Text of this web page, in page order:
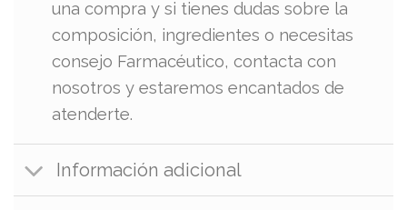
una compra y si tienes dudas sobre la
composición, ingredientes o necesitas
consejo Farmacéutico, contacta con
nosotros y estaremos encantados de
atenderte.
Información adicional